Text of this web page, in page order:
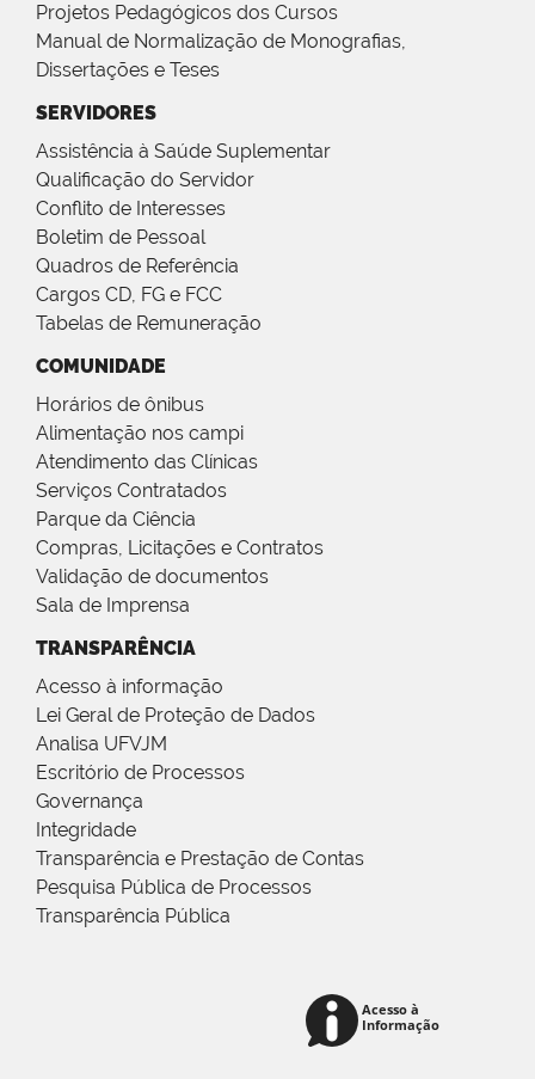
Projetos Pedagógicos dos Cursos
Manual de Normalização de Monografias,
Dissertações e Teses
SERVIDORES
Assistência à Saúde Suplementar
Qualificação do Servidor
Conflito de Interesses
Boletim de Pessoal
Quadros de Referência
Cargos CD, FG e FCC
Tabelas de Remuneração
COMUNIDADE
Horários de ônibus
Alimentação nos campi
Atendimento das Clínicas
Serviços Contratados
Parque da Ciência
Compras, Licitações e Contratos
Validação de documentos
Sala de Imprensa
TRANSPARÊNCIA
Acesso à informação
Lei Geral de Proteção de Dados
Analisa UFVJM
Escritório de Processos
Governança
Integridade
Transparência e Prestação de Contas
Pesquisa Pública de Processos
Transparência Pública